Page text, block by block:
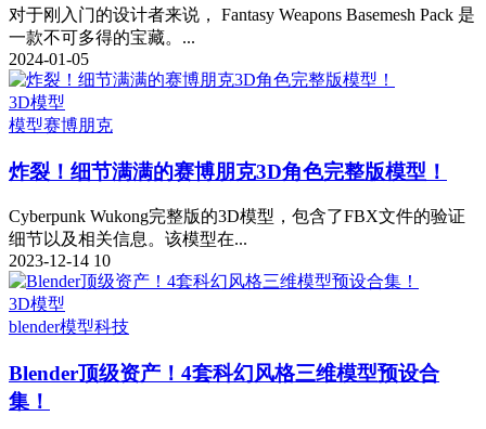
对于刚入门的设计者来说， Fantasy Weapons Basemesh Pack 是
一款不可多得的宝藏。...
2024-01-05
3D模型
模型赛博朋克
炸裂！细节满满的赛博朋克3D角色完整版模型！
Cyberpunk Wukong完整版的3D模型，包含了FBX文件的验证
细节以及相关信息。该模型在...
2023-12-14 10
3D模型
blender模型科技
Blender顶级资产！4套科幻风格三维模型预设合
集！